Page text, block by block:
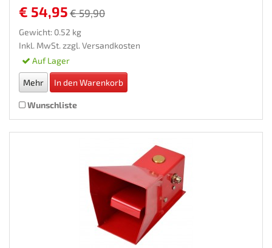
€ 54,95 € 59,90
Gewicht: 0.52 kg
Inkl. MwSt. zzgl. Versandkosten
Auf Lager
Mehr In den Warenkorb
Wunschliste